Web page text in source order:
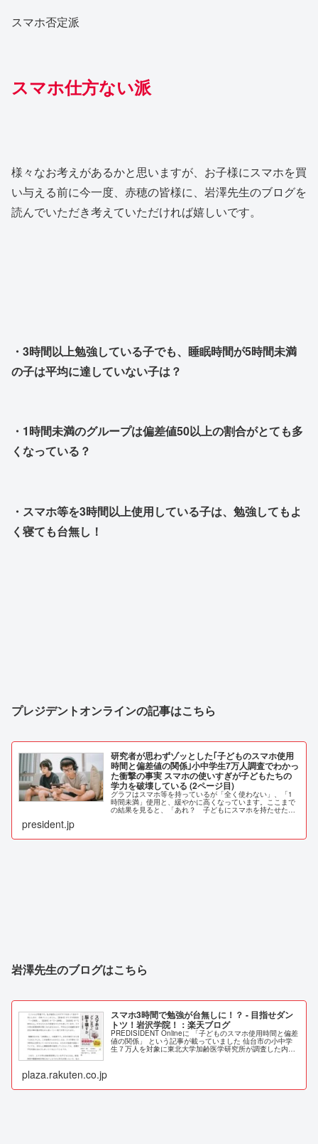
スマホ否定派
スマホ仕方ない派
様々なお考えがあるかと思いますが、お子様にスマホを買
い与える前に今一度、赤穂の皆様に、岩澤先生のブログを
読んでいただき考えていただければ嬉しいです。
・3時間以上勉強している子でも、睡眠時間が5時間未満
の子は平均に達していない子は？
・1時間未満のグループは偏差値50以上の割合がとても多
くなっている？
・スマホ等を3時間以上使用している子は、勉強してもよ
く寝ても台無し！
プレジデントオンラインの記事はこちら
研究者が思わずゾッとした｢子どものスマホ使用
時間と偏差値の関係｣小中学生7万人調査でわかっ
た衝撃の事実 スマホの使いすぎが子どもたちの
学力を破壊している (2ページ目)
グラフはスマホ等を持っているが「全く使わない」、「1
時間未満」使用と、緩やかに高くなっています。ここまで
の結果を見ると、「あれ？ 子どもにスマホを持たせた方
president.jp
岩澤先生のブログはこちら
スマホ3時間で勉強が台無しに！？ - 目指せダン
トツ！岩沢学院！：楽天ブログ
PREDISIDENT Onlineに ​「子どものスマホ使用時間と偏差
値の関係」​ という記事が載っていました 仙台市の小中学
生７万人を対象に東北大学加齢医学研究所が調査した内容
plaza.rakuten.co.jp